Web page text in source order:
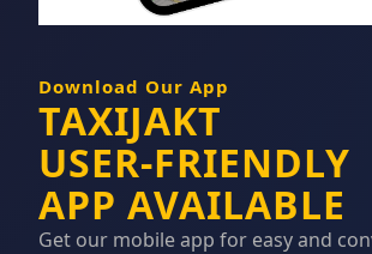
Download Our App
TAXIJAKT
USER-FRIENDLY
APP AVAILABLE
Get our mobile app for easy and